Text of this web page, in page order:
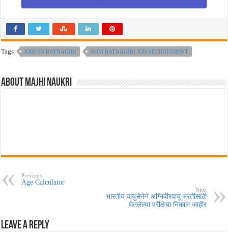
Tags JOBS IN RATNAGIRI NHM RATNAGIRI JOB RECRUITMENT
About Majhi Naukri
Previous
Age Calculator
Next
भारतीय वायुसेनेने अग्निवीरवायू भरतीसाठी
घेतलेल्या परीक्षेचा निकाल जाहीर
Leave a Reply